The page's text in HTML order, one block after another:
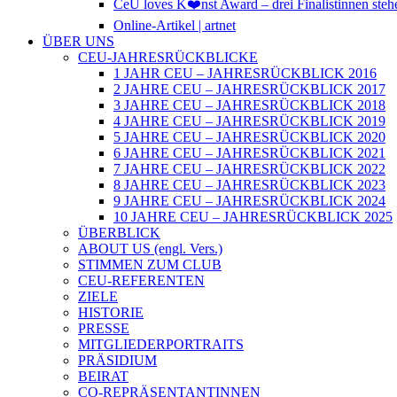
CeU loves K❤️nst Award – drei Finalistinnen
Online-Artikel | artnet
ÜBER UNS
CEU-JAHRESRÜCKBLICKE
1 JAHR CEU – JAHRESRÜCKBLICK 2016
2 JAHRE CEU – JAHRESRÜCKBLICK 2017
3 JAHRE CEU – JAHRESRÜCKBLICK 2018
4 JAHRE CEU – JAHRESRÜCKBLICK 2019
5 JAHRE CEU – JAHRESRÜCKBLICK 2020
6 JAHRE CEU – JAHRESRÜCKBLICK 2021
7 JAHRE CEU – JAHRESRÜCKBLICK 2022
8 JAHRE CEU – JAHRESRÜCKBLICK 2023
9 JAHRE CEU – JAHRESRÜCKBLICK 2024
10 JAHRE CEU – JAHRESRÜCKBLICK 2025
ÜBERBLICK
ABOUT US (engl. Vers.)
STIMMEN ZUM CLUB
CEU-REFERENTEN
ZIELE
HISTORIE
PRESSE
MITGLIEDERPORTRAITS
PRÄSIDIUM
BEIRAT
CO-REPRÄSENTANTINNEN